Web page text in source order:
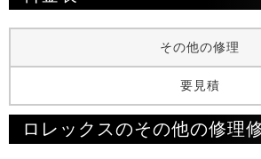
その他の修理
要見積
ロレックスのその他の修理